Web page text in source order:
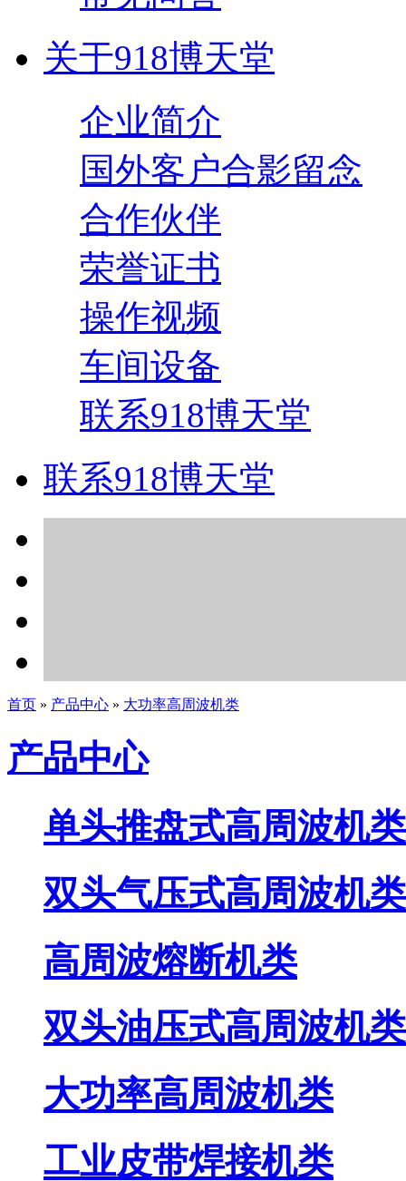
关于918博天堂
企业简介
国外客户合影留念
合作伙伴
荣誉证书
操作视频
车间设备
联系918博天堂
联系918博天堂
首页 » 产品中心 » 大功率高周波机类
产品中心
单头推盘式高周波机类
双头气压式高周波机类
高周波熔断机类
双头油压式高周波机类
大功率高周波机类
工业皮带焊接机类